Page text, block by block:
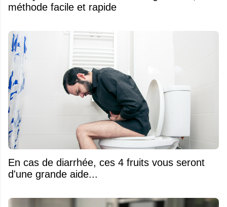
méthode facile et rapide
En cas de diarrhée, ces 4 fruits vous seront
d'une grande aide...